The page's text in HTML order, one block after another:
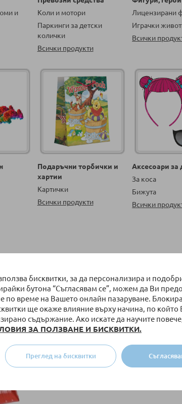
бисквитки, за да персонализира и
бутона “Съгласявам се”, можем да Ви
по време на Вашето онлайн пазаруване.
ще окаже влияние върху начина, по който
съдържание. Ако искате да научите
ЗА ПОЛЗВАНЕ И БИСКВИТКИ.
Преглед на бисквитки
и
Коли и мотори
Паркинги за детски
колички
Всички продукти
Лицензирани
Играчки
Всички
Подаръчни торбички и
хартии
Картички
Всички продукти
Аксесоари за
За коса
Бижута
Всички